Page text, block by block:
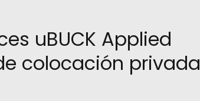
uBUCK Applied
colocación privada